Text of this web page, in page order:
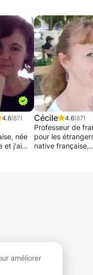
4.6(87)
née
et j'ai
des
Cécile 4.6(87)
Professeur de
pour les
native française,
vocabulaire,
améliorer